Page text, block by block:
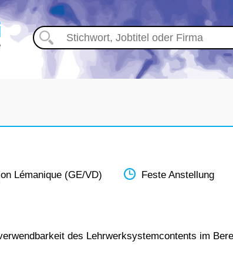
Lémanique (GE/VD) Feste Anstellung
des Lehrwerksystemcontents im